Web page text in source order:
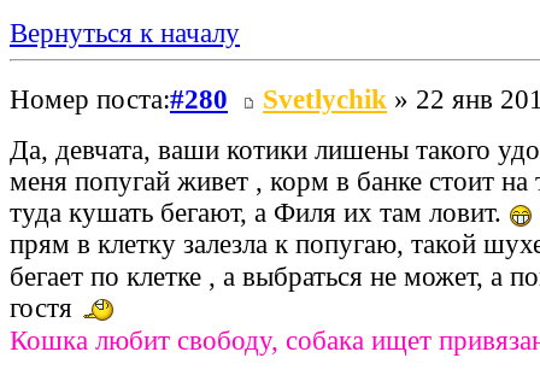
Вернуться к началу
Номер поста:#280 Svetlychik » 22 янв
Да, девчата, ваши котики лишены такого
меня попугай живет , корм в банке стоит
туда кушать бегают, а Филя их там ловит.
прям в клетку залезла к попугаю, такой
бегает по клетке , а выбраться не может, а
гостя
Кошка любит свободу, собака ищет